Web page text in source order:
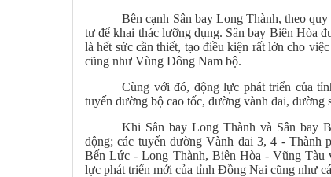
Bên cạnh Sân bay Long Thành, theo
tư để khai thác lưỡng dụng. Sân bay Biên Hòa
là hết sức cần thiết, tạo điều kiện rất lớn cho
cũng như Vùng Đông Nam bộ.
Cùng với đó, động lực phát triển của
tuyến đường bộ cao tốc, đường vành đai, đường
Khi Sân bay Long Thành và Sân bay
động; các tuyến đường Vành đai 3, 4 - Thành
Bến Lức - Long Thành, Biên Hòa - Vũng Tàu
lực phát triển mới của tỉnh Đồng Nai cũng như